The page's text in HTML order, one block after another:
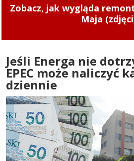
Zmiany cen ciepła w
zaczęły obowiązywać od
Jeśli Energa nie
EPEC może naliczyć
dziennie